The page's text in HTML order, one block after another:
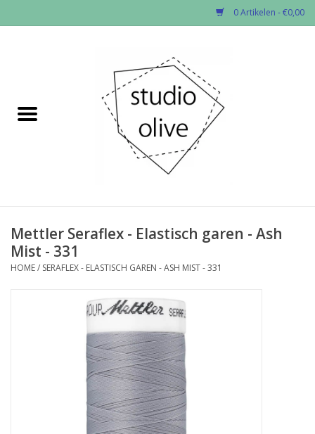
0 Artikelen - €0,00
✂︎Nieuw
Fournituren
Patronen
Studio Olive inspireert....
Mettler Seraflex - Elastisch garen - Ash
Mist - 331
HOME/ SERAFLEX - ELASTISCH GAREN - ASH MIST - 331